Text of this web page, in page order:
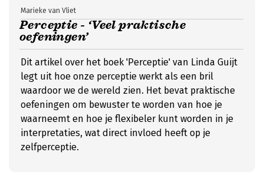
Perceptie - ‘Veel praktische
oefeningen’
Marieke van Vliet
Dit artikel over het boek 'Perceptie' van Linda Guijt
legt uit hoe onze perceptie werkt als een bril
waardoor we de wereld zien. Het bevat praktische
oefeningen om bewuster te worden van hoe je
waarneemt en hoe je flexibeler kunt worden in je
interpretaties, wat direct invloed heeft op je
zelfperceptie.